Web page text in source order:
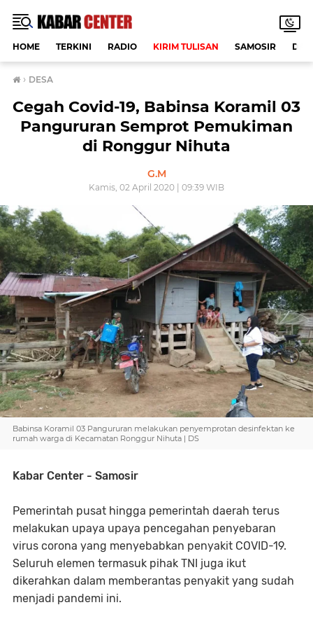
HOME TERKINI RADIO KIRIM TULISAN SAMOSIR
› DESA
Cegah Covid-19, Babinsa Koramil 03
Pangururan Semprot Pemukiman
di Ronggur Nihuta
G.M
Kamis, 02 April 2020 | 09:39 WIB
Babinsa Koramil 03 Pangururan melakukan penyemprotan desinfektan ke
rumah warga di Kecamatan Ronggur Nihuta | DS
Kabar Center - Samosir
Pemerintah pusat hingga pemerintah daerah terus
melakukan upaya upaya pencegahan penyebaran
virus corona yang menyebabkan penyakit COVID-19.
Seluruh elemen termasuk pihak TNI juga ikut
dikerahkan dalam memberantas penyakit yang sudah
menjadi pandemi ini.